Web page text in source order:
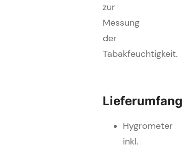
zur
Messung
der
Tabakfeuchtigkeit.
Hygrometer
inkl.